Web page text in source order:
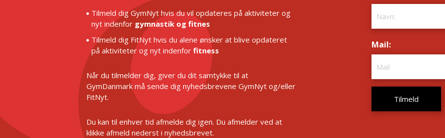
Tilmeld dig GymNyt hvis du vil opdateres på aktiviteter og
nyt indenfor gymnastik og fitnes
Tilmeld dig FitNyt hvis du alene ønsker at blive opdateret
på aktiviteter og nyt indenfor fitness
Når du tilmelder dig, giver du dit samtykke til at
GymDanmark må sende dig nyhedsbrevene GymNyt og/eller
FitNyt.
Du kan til enhver tid afmelde dig igen. Du afmelder ved at
klikke afmeld nederst i nyhedsbrevet.
Mail: